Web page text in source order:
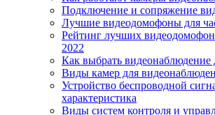
Подключение и сопряжение
Лучшие видеодомофоны для
Рейтинг лучших
2022
Как выбрать видеонаблюдение
Виды камер для
Устройство беспроводной
характеристика
Виды систем контроля и